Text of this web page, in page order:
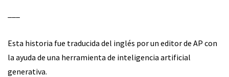
Esta historia fue traducida del inglés por un editor de AP con
la ayuda de una herramienta de inteligencia artificial
generativa.